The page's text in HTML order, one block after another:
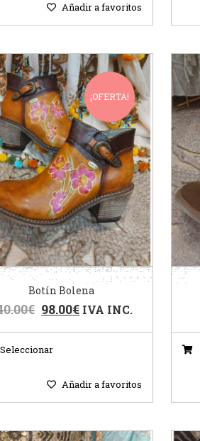
Añadir a favoritos
¡OFERTA!
Botín Bolena
€ 98.00€ IVA INC.
Añadir a favoritos